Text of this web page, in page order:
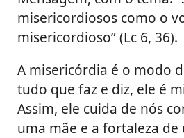
misericordiosos como o
misericordioso” (Lc 6, 36).
A misericórdia é o modo
tudo que faz e diz, ele é
Assim, ele cuida de nós
uma mãe e a fortaleza de